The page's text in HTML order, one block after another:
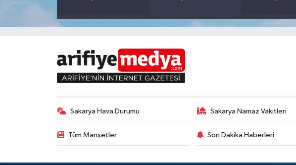
Sakarya Hava Durumu Sakarya Namaz Vakitleri
Tüm Manşetler Son Dakika Haberleri